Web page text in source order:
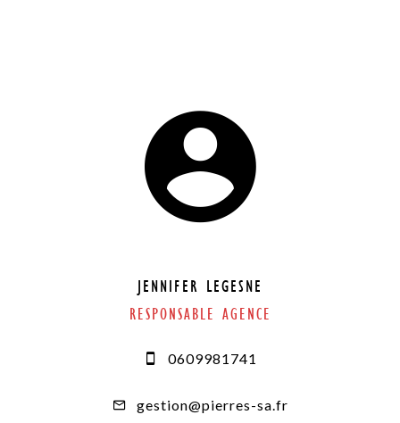
JENNIFER LEGESNE
RESPONSABLE AGENCE
0609981741
gestion@pierres-sa.fr